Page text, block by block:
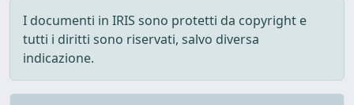
I documenti in IRIS sono protetti da copyright e
tutti i diritti sono riservati, salvo diversa
indicazione.